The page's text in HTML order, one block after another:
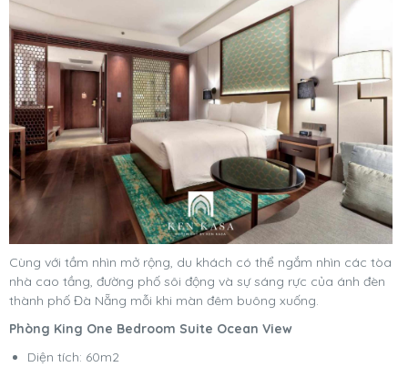
Cùng với tầm nhìn mở rộng, du khách có thể ngắm nhìn các tòa
nhà cao tầng, đường phố sôi động và sự sáng rực của ánh đèn
thành phố Đà Nẵng mỗi khi màn đêm buông xuống.
Phòng King One Bedroom Suite Ocean View
Diện tích: 60m2